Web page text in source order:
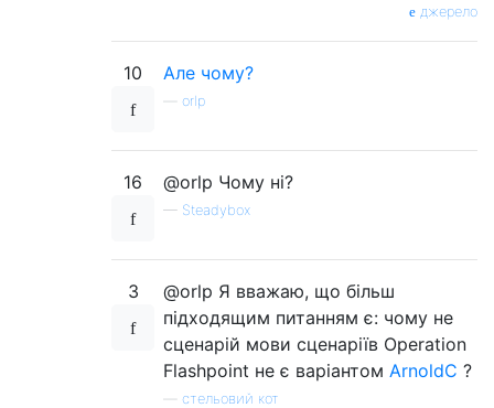
джерело
10 Але чому?
orlp
16 @orlp Чому ні?
— Steadybox
3
@orlp Я вважаю, що більш
підходящим питанням є: чому не
сценарій мови сценаріїв Operation
Flashpoint не є варіантом ArnoldC ?
стельовий кот